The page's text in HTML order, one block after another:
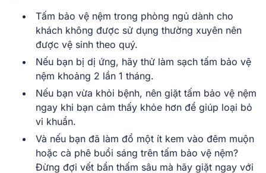
Tấm bảo vệ nệm trong phòng ngủ dành cho
khách không được sử dụng thường xuyên nên
được vệ sinh theo quý.
Nếu bạn bị dị ứng, hãy thử làm sạch tấm bảo vệ
nệm khoảng 2 lần 1 tháng.
Nếu bạn vừa khỏi bệnh, nên giặt tấm bảo vệ nệm
ngay khi bạn cảm thấy khỏe hơn để giúp loại bỏ
vi khuẩn.
Và nếu bạn đã làm đổ một ít kem vào đêm muộn
hoặc cà phê buổi sáng trên tấm bảo vệ nệm?
Đừng đợi vết bẩn thấm sâu mà hãy giặt ngay với